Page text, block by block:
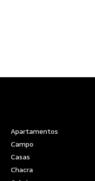
Apartamentos
Campo
Casas
Chacra